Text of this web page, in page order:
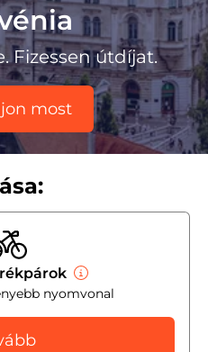
Fizessen útdíjat.
most
nyomvonal